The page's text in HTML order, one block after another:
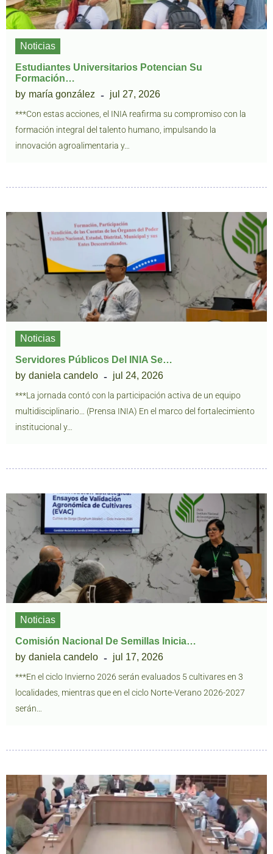
Noticias
Estudiantes Universitarios Potencian Su
Formación…
by maría gonzález jul 27, 2026
***Con estas acciones, el INIA reafirma su compromiso con la
formación integral del talento humano, impulsando la
innovación agroalimentaria y…
Noticias
Servidores Públicos Del INIA Se…
by daniela candelo jul 24, 2026
***La jornada contó con la participación activa de un equipo
multidisciplinario… (Prensa INIA) En el marco del fortalecimiento
institucional y…
Noticias
Comisión Nacional De Semillas Inicia…
by daniela candelo jul 17, 2026
***En el ciclo Invierno 2026 serán evaluados 5 cultivares en 3
localidades, mientras que en el ciclo Norte-Verano 2026-2027
serán…